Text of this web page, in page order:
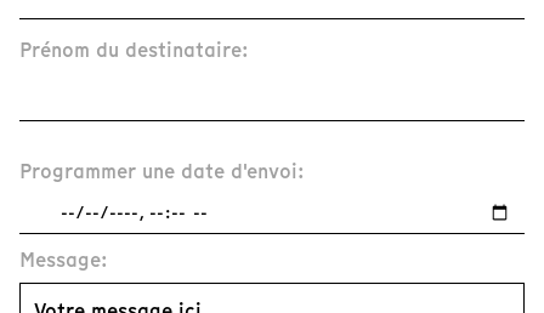
Prénom du destinataire:
Programmer une date d'envoi:
Message: